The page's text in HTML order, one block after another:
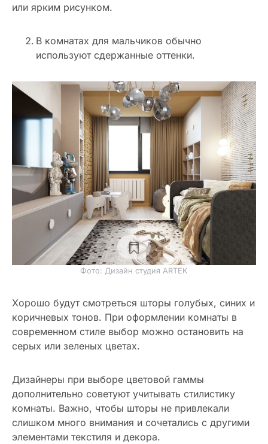
или ярким рисунком.
В комнатах для мальчиков обычно
используют сдержанные оттенки.
Фото: Дизайн студия ARTEK
Хорошо будут смотреться шторы голубых, синих и
коричневых тонов. При оформлении комнаты в
современном стиле выбор можно остановить на
серых или зеленых цветах.
Дизайнеры при выборе цветовой гаммы
дополнительно советуют учитывать стилистику
комнаты. Важно, чтобы шторы не привлекали
слишком много внимания и сочетались с другими
элементами текстиля и декора.